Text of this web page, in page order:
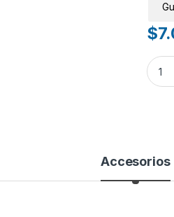
$
Accesorios